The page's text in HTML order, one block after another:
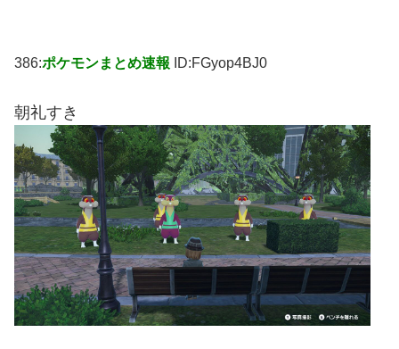
386:ポケモンまとめ速報 ID:FGyop4BJ0
朝礼すき